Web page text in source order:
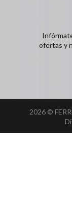
ofertas y
2026 ©